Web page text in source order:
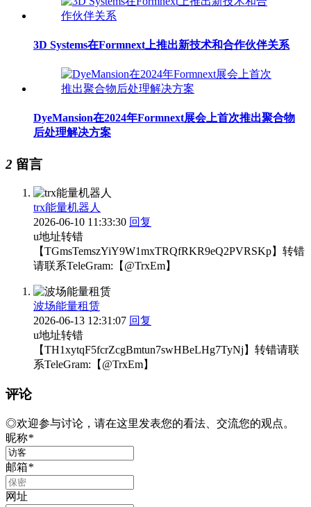
3D Systems在Formnext上推出新技术和合作伙伴关系
DyeMansion在2024年Formnext展会上首次推出聚合物
后处理解决方案
2 留言
trx能量机器人
2026-06-10 11:33:30 回复
u地址转错
【TGmsTemszYiY9W1mxTRQfRKR9eQ2PVRSKp】转错
请联系TeleGram:【@TrxEm】
波场能量租赁
2026-06-13 12:31:07 回复
u地址转错
【TH1xytqF5fcrZcgBmtun7swHBeLHg7TyNj】转错请联
系TeleGram:【@TrxEm】
评论
◎欢迎参与讨论，请在这里发表您的看法、交流您的观点。
昵称*
邮箱*
网址